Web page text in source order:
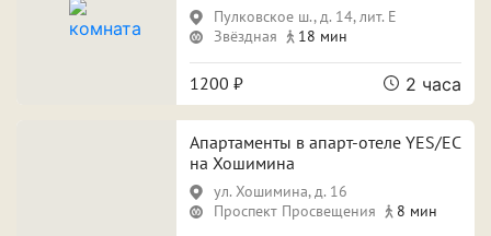
ПРИМЕНИТЬ ФИЛЬТРЫ ЗАКРЫТЬ
Пулковское ш., д. 14, лит. Е
Звёздная
18 мин
1200 ₽ 2 часа
Апартаменты в апарт-отеле YES/ЕС
на Хошимина
ул. Хошимина, д. 16
Проспект Просвещения
8 мин